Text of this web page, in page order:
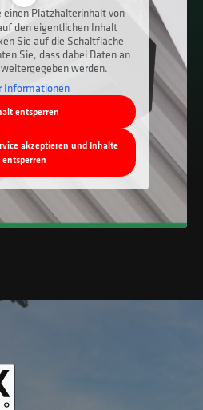
einen Platzhalterinhalt von
den eigentlichen Inhalt
Sie auf die Schaltfläche
Sie, dass dabei Daten an
werden.
Informationen
entsperren
akzeptieren und Inhalte
entsperren